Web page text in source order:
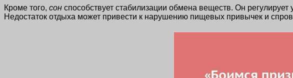
Кроме того, сон способствует стабилизации обмена веществ. Он
Недостаток отдыха может привести к нарушению пищевых привычек и